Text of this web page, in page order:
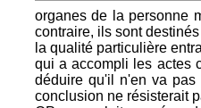
organes de la personne
contraire, ils sont
la qualité particulière
qui a accompli les actes
déduire qu'il n'en va
conclusion ne résisterait